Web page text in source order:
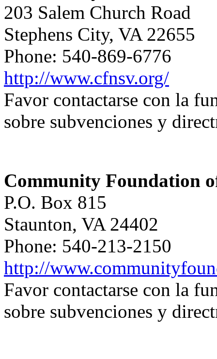
203 Salem Church Road
Stephens City, VA 22655
Phone: 540-869-6776
http://www.cfnsv.org/
Favor contactarse con la
sobre subvenciones y
Community Foundation
P.O. Box 815
Staunton, VA 24402
Phone: 540-213-2150
http://
Favor contactarse con la
sobre subvenciones y